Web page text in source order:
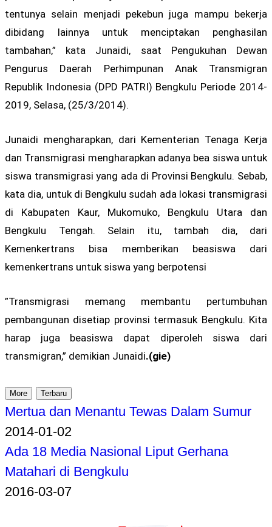
tentunya selain menjadi pekebun juga mampu bekerja
dibidang lainnya untuk menciptakan penghasilan
tambahan,” kata Junaidi, saat Pengukuhan Dewan
Pengurus Daerah Perhimpunan Anak Transmigran
Republik Indonesia (DPD PATRI) Bengkulu Periode 2014-
2019, Selasa, (25/3/2014).
Junaidi mengharapkan, dari Kementerian Tenaga Kerja
dan Transmigrasi mengharapkan adanya bea siswa untuk
siswa transmigrasi yang ada di Provinsi Bengkulu. Sebab,
kata dia, untuk di Bengkulu sudah ada lokasi transmigrasi
di Kabupaten Kaur, Mukomuko, Bengkulu Utara dan
Bengkulu Tengah. Selain itu, tambah dia, dari
Kemenkertrans bisa memberikan beasiswa dari
kemenkertrans untuk siswa yang berpotensi
”Transmigrasi memang membantu pertumbuhan
pembangunan disetiap provinsi termasuk Bengkulu. Kita
harap juga beasiswa dapat diperoleh siswa dari
transmigran,” demikian Junaidi.(gie)
More Terbaru
Mertua dan Menantu Tewas Dalam Sumur
2014-01-02
Ada 18 Media Nasional Liput Gerhana
Matahari di Bengkulu
2016-03-07